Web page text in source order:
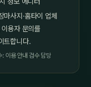
사지·홈타이 업체
용자 문의를
트합니다.
이용 안내 검수 담당